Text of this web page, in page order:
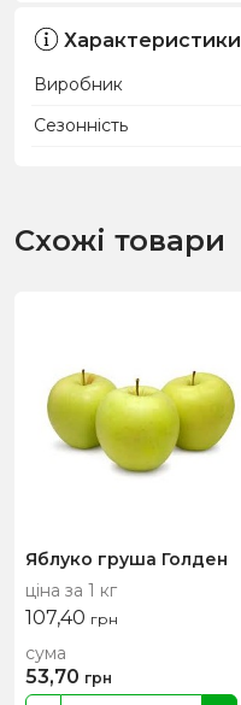
Характеристики
Виробник
Сезонність
Схожі товари
Яблуко груша Голден
ціна за 1 кг
107,40 грн
сума
53,70 грн